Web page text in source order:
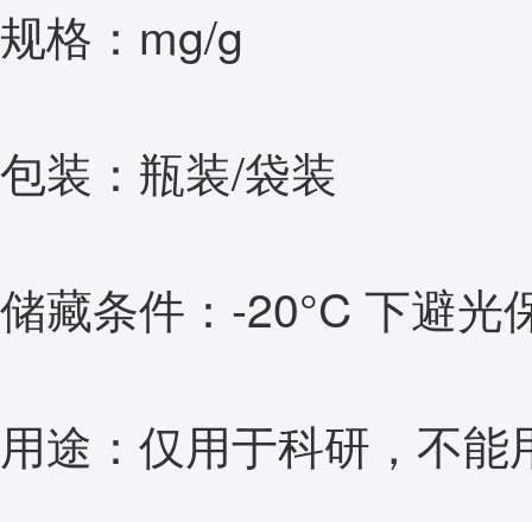
规格：mg/g
包装：瓶装/袋装
储藏条件：-20°C 下避光
用途：仅用于科研，不能